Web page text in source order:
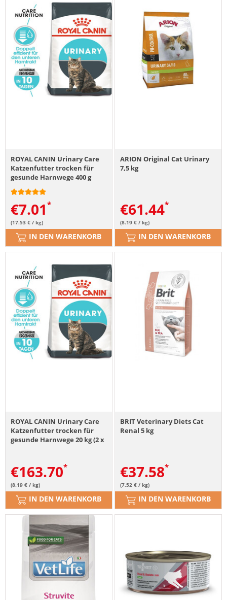
ROYAL CANIN Urinary Care
Katzenfutter trocken für
gesunde Harnwege 400 g
€7.01
(17.53 € / kg)
IN DEN WARENKORB
ARION Original Cat Urinary
7,5 kg
€61.44
(8.19 € / kg)
IN DEN WARENKORB
ROYAL CANIN Urinary Care
Katzenfutter trocken für
gesunde Harnwege 20 kg (2 x
€163.70
(8.19 € / kg)
IN DEN WARENKORB
BRIT Veterinary Diets Cat
Renal 5 kg
€37.58
(7.52 € / kg)
IN DEN WARENKORB